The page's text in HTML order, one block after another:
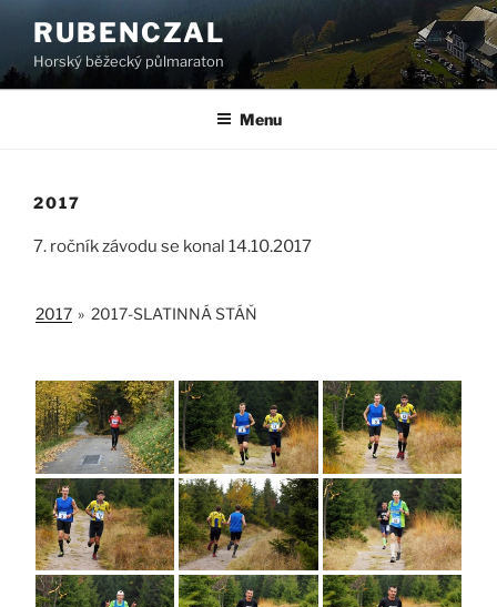
obsahu
webu
RUBENCZAL
Horský běžecký půlmaraton
Menu
2017
7. ročník závodu se konal 14.10.2017
2017 » 2017-SLATINNÁ STÁŇ